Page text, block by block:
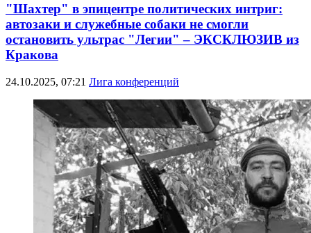
"Шахтер" в эпицентре политических интриг:
автозаки и служебные собаки не смогли
остановить ультрас "Легии" – ЭКСКЛЮЗИВ из
Кракова
24.10.2025, 07:21 Лига конференций